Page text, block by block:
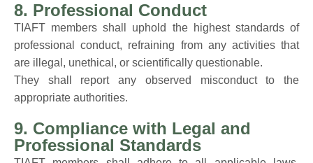
8. Professional Conduct
TIAFT members shall uphold the highest standards of
professional conduct, refraining from any activities that
are illegal, unethical, or scientifically questionable.
They shall report any observed misconduct to the
appropriate authorities.
9. Compliance with Legal and
Professional Standards